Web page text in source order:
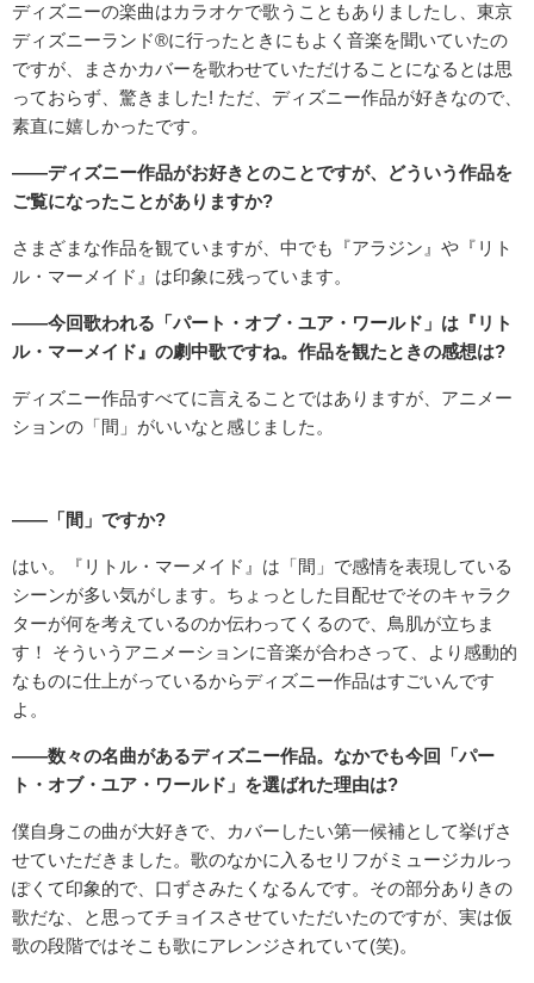
ディズニーの楽曲はカラオケで歌うこともありましたし、東京
ディズニーランド®に行ったときにもよく音楽を聞いていたの
ですが、まさかカバーを歌わせていただけることになるとは思
っておらず、驚きました! ただ、ディズニー作品が好きなので、
素直に嬉しかったです。
――ディズニー作品がお好きとのことですが、どういう作品を
ご覧になったことがありますか?
さまざまな作品を観ていますが、中でも『アラジン』や『リト
ル・マーメイド』は印象に残っています。
――今回歌われる「パート・オブ・ユア・ワールド」は『リト
ル・マーメイド』の劇中歌ですね。作品を観たときの感想は?
ディズニー作品すべてに言えることではありますが、アニメー
ションの「間」がいいなと感じました。
――「間」ですか?
はい。『リトル・マーメイド』は「間」で感情を表現している
シーンが多い気がします。ちょっとした目配せでそのキャラク
ターが何を考えているのか伝わってくるので、鳥肌が立ちま
す！ そういうアニメーションに音楽が合わさって、より感動的
なものに仕上がっているからディズニー作品はすごいんです
よ。
――数々の名曲があるディズニー作品。なかでも今回「パー
ト・オブ・ユア・ワールド」を選ばれた理由は?
僕自身この曲が大好きで、カバーしたい第一候補として挙げさ
せていただきました。歌のなかに入るセリフがミュージカルっ
ぽくて印象的で、口ずさみたくなるんです。その部分ありきの
歌だな、と思ってチョイスさせていただいたのですが、実は仮
歌の段階ではそこも歌にアレンジされていて(笑)。